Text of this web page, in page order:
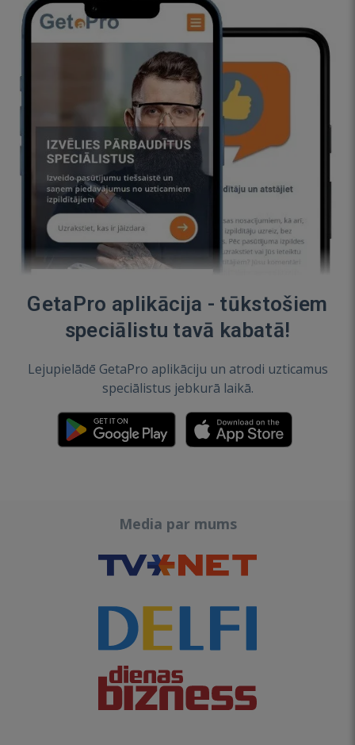
GetaPro aplikācija - tūkstošiem
speciālistu tavā kabatā!
Lejupielādē GetaPro aplikāciju un atrodi uzticamus
speciālistus jebkurā laikā.
Media par mums